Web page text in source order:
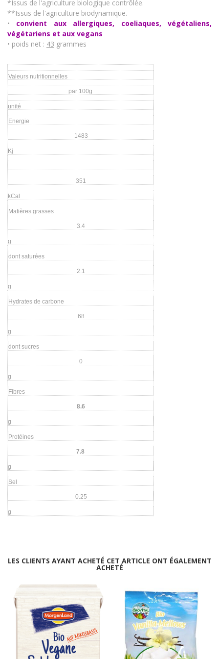
*Issus de l'agriculture biologique contrôlée.
**Issus de l'agriculture biodynamique.
• convient aux allergiques, coeliaques, végétaliens,
végétariens et aux vegans
• poids net : 43 grammes
Valeurs nutritionnelles
par 100g
unité
Energie
1483
Kj
351
kCal
Matières grasses
3.4
g
dont saturées
2.1
g
Hydrates de carbone
68
g
dont sucres
0
g
Fibres
8.6
g
Protéines
7.8
g
Sel
0.25
g
LES CLIENTS AYANT ACHETÉ CET ARTICLE ONT ÉGALEMENT
ACHETÉ